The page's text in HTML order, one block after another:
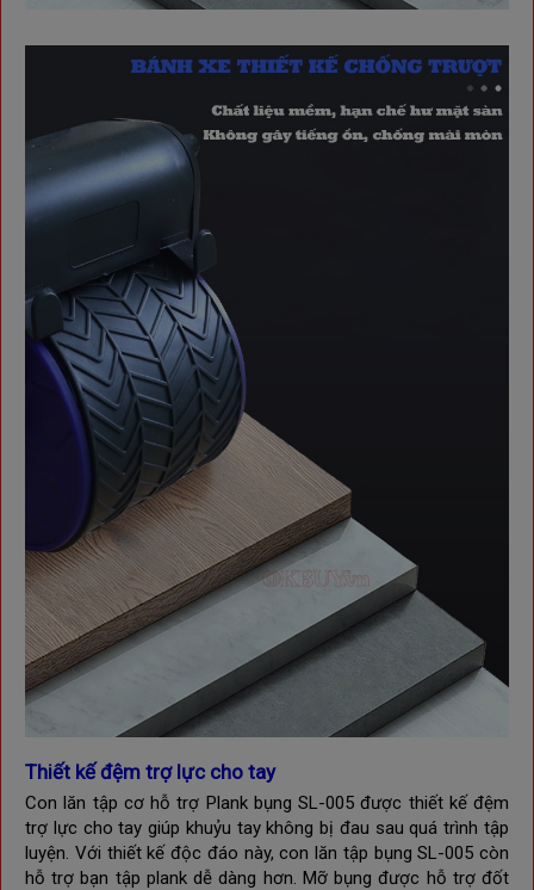
Thiết kế đệm trợ lực cho tay
Con lăn tập cơ hỗ trợ Plank bụng SL-005 được thiết kế đệm
trợ lực cho taygiúp khuỷu tay không bị đau sau quá trình tập
luyện. Với thiết kế độc đáo này, con lăn tập bụngSL-005 còn
hỗ trợ bạn tập plank dễ dàng hơn. Mỡ bụng được hỗ trợ đốt